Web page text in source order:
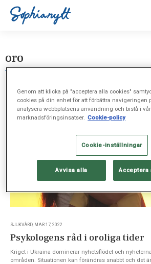
oro
SJUKVÅRD, MAR 17, 2022
Psykologens råd i oroliga tider
Kriget i Ukraina dominerar nyhetsflödet och
områden. Situationen kan förändras snabbt och det
Genom att klicka på "acceptera alla cookies"
cookies på din enhet för att förbättra navigeringen
analysera webbplatsens användning och bistå i
marknadsföringsinsatser. Cookie-policy
Cookie-inställningar
Avvisa alla Acceptera